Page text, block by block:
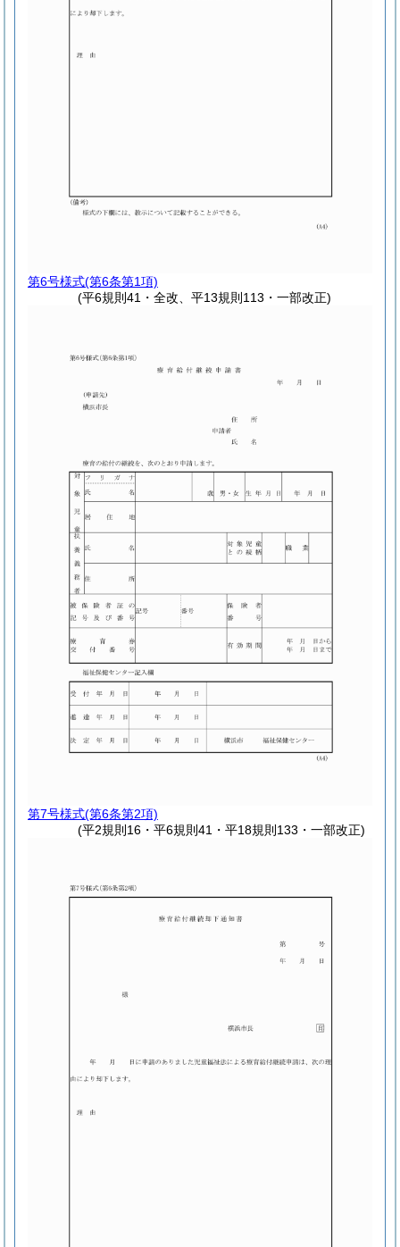
第6号様式(第6条第1項)
(平6規則41・全改、平13規則113・一部改正)
第7号様式(第6条第2項)
(平2規則16・平6規則41・平18規則133・一部改正)